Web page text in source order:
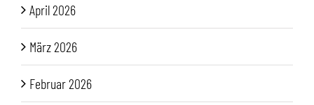
April 2026
März 2026
Februar 2026